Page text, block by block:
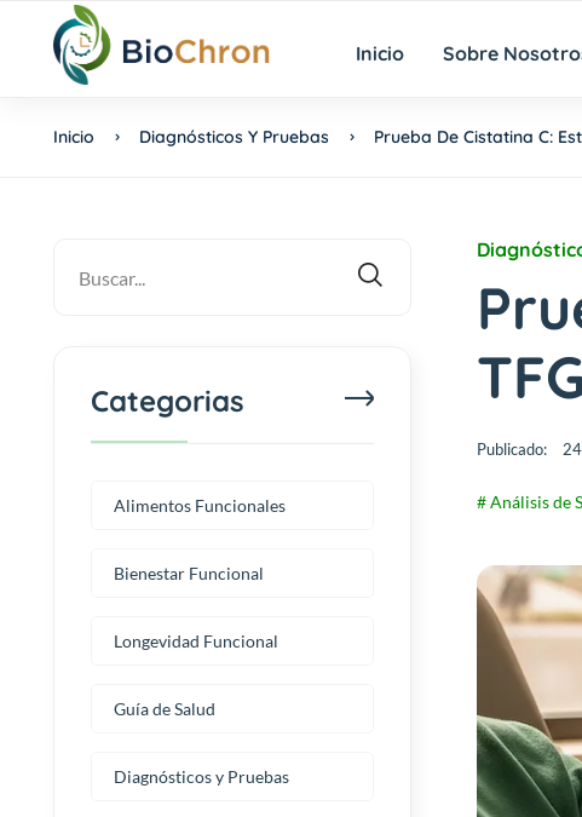
Inicio Sobre
Inicio Diagnósticos Y Pruebas Prueba De Cistatina C:
Publicado:
# Análisis de
Categorias
Alimentos Funcionales
Bienestar Funcional
Longevidad Funcional
Guía de Salud
Diagnósticos y Pruebas